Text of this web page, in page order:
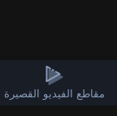
مقاطع الفيديو القصيرة